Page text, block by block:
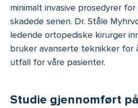
minimalt invasive prosedyrer
skadede senen. Dr. Ståle
ledende ortopediske kirurger
bruker avanserte teknikker for
utfall for våre pasienter.
Studie gjennomført